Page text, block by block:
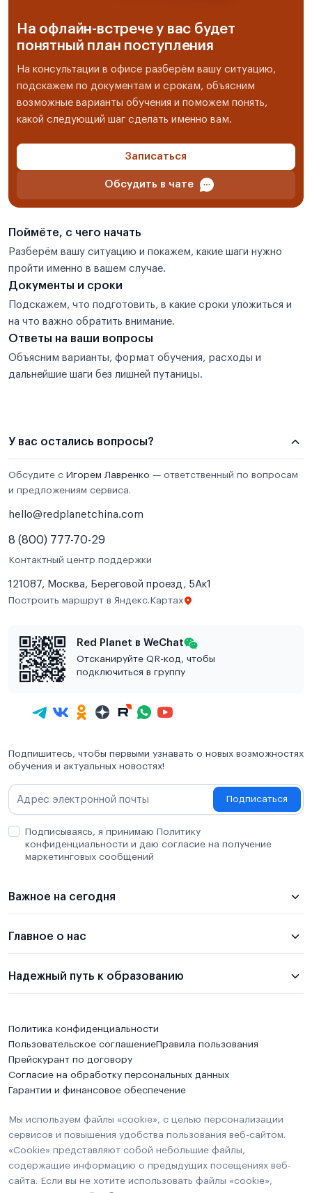
На офлайн-встрече у вас будет
понятный план поступления
На консультации в офисе разберём вашу ситуацию,
подскажем по документам и срокам, объясним
возможные варианты обучения и поможем понять,
какой следующий шаг сделать именно вам.
Записаться
Обсудить в чате
Поймёте, с чего начать
Разберём вашу ситуацию и покажем, какие шаги нужно
пройти именно в вашем случае.
Документы и сроки
Подскажем, что подготовить, в какие сроки уложиться и
на что важно обратить внимание.
Ответы на ваши вопросы
Объясним варианты, формат обучения, расходы и
дальнейшие шаги без лишней путаницы.
У вас остались вопросы?
Обсудите с Игорем Лавренко — ответственный по вопросам
и предложениям сервиса.
hello@redplanetchina.com
8 (800) 777-70-29
Контактный центр поддержки
121087, Москва, Береговой проезд, 5Ак1
Построить маршрут в Яндекс.Картах
Red Planet в WeChat
Отсканируйте QR-код, чтобы
подключиться в группу
Подпишитесь, чтобы первыми узнавать о новых возможностях
обучения и актуальных новостях!
Подписаться
Подписываясь, я принимаю Политику
конфиденциальности и даю согласие на получение
маркетинговых сообщений
Важное на сегодня
Главное о нас
Надежный путь к образованию
Политика конфиденциальности
Пользовательское соглашениеПравила пользования
Прейскурант по договору
Согласие на обработку персональных данных
Гарантии и финансовое обеспечение
Мы используем файлы «cookie», с целью персонализации
сервисов и повышения удобства пользования веб-сайтом.
«Cookie» представляют собой небольшие файлы,
содержащие информацию о предыдущих посещениях веб-
сайта. Если вы не хотите использовать файлы «cookie»,